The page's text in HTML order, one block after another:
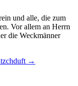
und alle, die zum
Vor allem an Herrn
die Weckmänner
→